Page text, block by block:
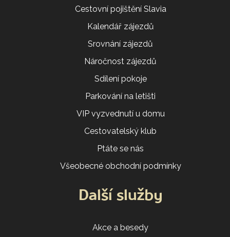
Cestovní pojištění Slavia
Kalendář zájezdů
Srovnání zájezdů
Náročnost zájezdů
Sdílení pokoje
Parkování na letišti
VIP vyzvednutí u domu
Cestovatelský klub
Ptáte se nás
Všeobecné obchodní podmínky
Další služby
Akce a besedy